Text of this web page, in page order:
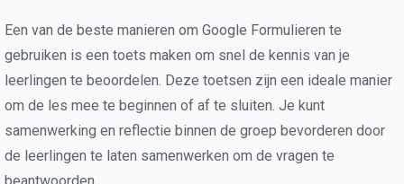
Een van de beste manieren om Google Formulieren te
gebruiken is een toets maken om snel de kennis van je
leerlingen te beoordelen. Deze toetsen zijn een ideale manier
om de les mee te beginnen of af te sluiten. Je kunt
samenwerking en reflectie binnen de groep bevorderen door
de leerlingen te laten samenwerken om de vragen te